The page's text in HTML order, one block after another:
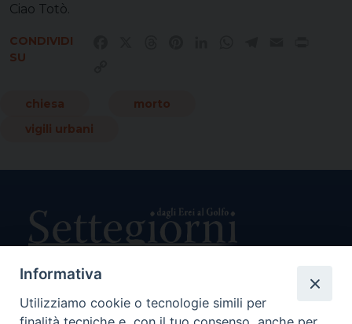
Ciao Totò.
CONDIVIDI
SU
chiesa
morto
vigili urbani
Direttore Responsabile Giuseppe Rabita
Direttore Amministrativo Salvatore Bruno
Informativa
Utilizziamo cookie o tecnologie simili per